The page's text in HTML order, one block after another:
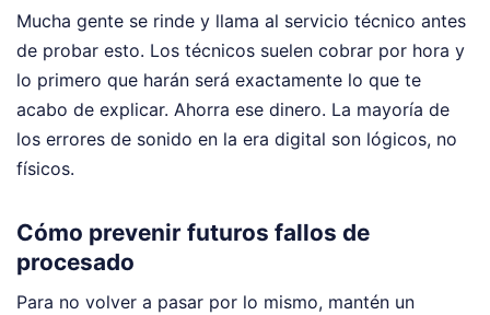
Mucha gente se rinde y llama al servicio técnico antes
de probar esto. Los técnicos suelen cobrar por hora y
lo primero que harán será exactamente lo que te
acabo de explicar. Ahorra ese dinero. La mayoría de
los errores de sonido en la era digital son lógicos, no
físicos.
Cómo prevenir futuros fallos de
procesado
Para no volver a pasar por lo mismo, mantén un